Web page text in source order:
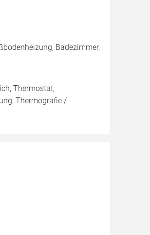
Badezimmer,
Thermostat,
Thermografie /